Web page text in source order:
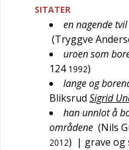
SITATER
en nagende
(Tryggve
uroen som
124 1992)
lange og
Bliksrud Sigrid
han unnlot å
områdene (Nils
2012) | grave og